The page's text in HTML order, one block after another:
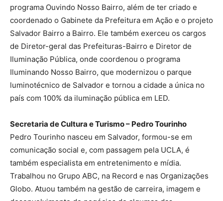
programa Ouvindo Nosso Bairro, além de ter criado e
coordenado o Gabinete da Prefeitura em Ação e o projeto
Salvador Bairro a Bairro. Ele também exerceu os cargos
de Diretor-geral das Prefeituras-Bairro e Diretor de
Iluminação Pública, onde coordenou o programa
Iluminando Nosso Bairro, que modernizou o parque
luminotécnico de Salvador e tornou a cidade a única no
país com 100% da iluminação pública em LED.
Secretaria de Cultura e Turismo – Pedro Tourinho
Pedro Tourinho nasceu em Salvador, formou-se em
comunicação social e, com passagem pela UCLA, é
também especialista em entretenimento e mídia.
Trabalhou no Grupo ABC, na Record e nas Organizações
Globo. Atuou também na gestão de carreira, imagem e